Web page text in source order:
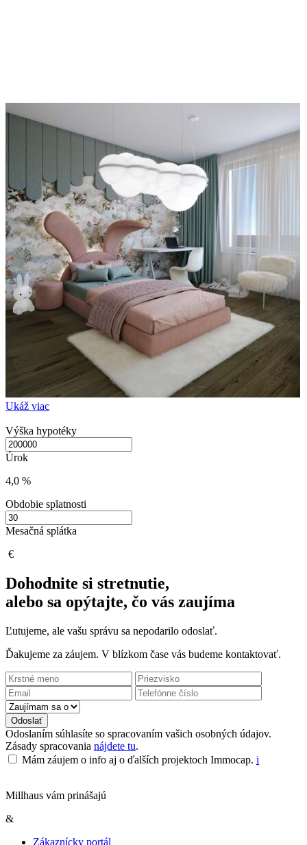
Ukáž viac
Výška hypotéky
Úrok
4,0 %
Obdobie splatnosti
Mesačná splátka
€
Dohodnite si stretnutie,
alebo sa opýtajte, čo vás zaujíma
Ľutujeme, ale vašu správu sa nepodarilo odoslať.
Ďakujeme za záujem. V blízkom čase vás budeme kontaktovať.
Odoslať
Odoslaním súhlasíte so spracovaním vašich osobných údajov.
Zásady spracovania nájdete tu.
Mám záujem o info aj o ďalších projektoch Immocap. i
Millhaus vám prinášajú
&
Zákaznícky portál